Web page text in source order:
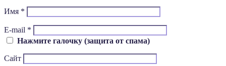
Имя *
E-mail *
Нажмите галочку (защита от спама)
Сайт